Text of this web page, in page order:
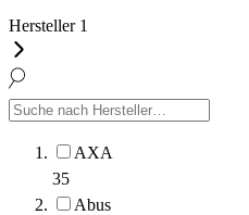
Hersteller 1
AXA
35
Abus